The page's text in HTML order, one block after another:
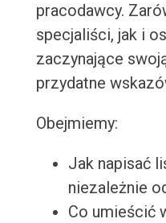
pracodawcy.
specjaliści, jak i
zaczynające
przydatne
Obejmiemy:
Jak napisać
niezależnie
Co umieścić